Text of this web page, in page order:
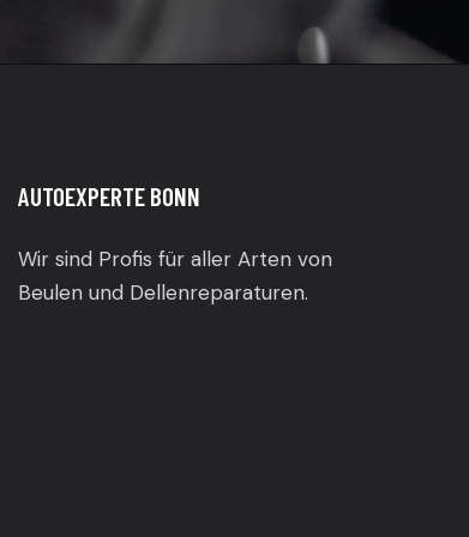
AUTOEXPERTE BONN
Wir sind Profis für aller Arten von
Beulen und Dellenreparaturen.